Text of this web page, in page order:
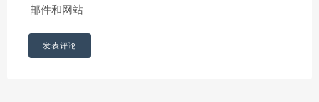
邮件和网站